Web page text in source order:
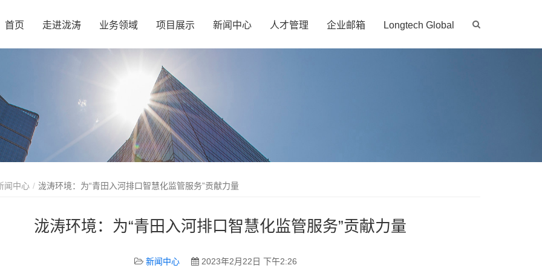
首页 走进泷涛 业务领域 项目展示 新闻中心 人才管理 企业邮箱 Longtech Global
闻中心 泷涛环境：为“青田入河排口智慧化监管服务”贡献力量
泷涛环境：为“青田入河排口智慧化监管服务”贡献力量
新闻中心 2023年2月22日 下午2:26